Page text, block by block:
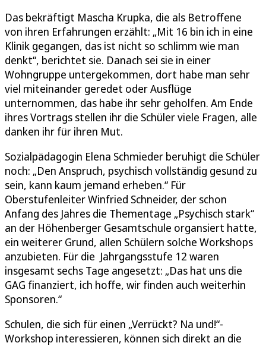
Das bekräftigt Mascha Krupka, die als Betroffene
von ihren Erfahrungen erzählt: „Mit 16 bin ich in eine
Klinik gegangen, das ist nicht so schlimm wie man
denkt“, berichtet sie. Danach sei sie in einer
Wohngruppe untergekommen, dort habe man sehr
viel miteinander geredet oder Ausflüge
unternommen, das habe ihr sehr geholfen. Am Ende
ihres Vortrags stellen ihr die Schüler viele Fragen, alle
danken ihr für ihren Mut.
Sozialpädagogin Elena Schmieder beruhigt die Schüler
noch: „Den Anspruch, psychisch vollständig gesund zu
sein, kann kaum jemand erheben.“ Für
Oberstufenleiter Winfried Schneider, der schon
Anfang des Jahres die Thementage „Psychisch stark“
an der Höhenberger Gesamtschule organsiert hatte,
ein weiterer Grund, allen Schülern solche Workshops
anzubieten. Für die Jahrgangsstufe 12 waren
insgesamt sechs Tage angesetzt: „Das hat uns die
GAG finanziert, ich hoffe, wir finden auch weiterhin
Sponsoren.“
Schulen, die sich für einen „Verrückt? Na und!“-
Workshop interessieren, können sich direkt an die